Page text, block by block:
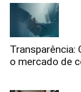
Transparência:
o mercado de